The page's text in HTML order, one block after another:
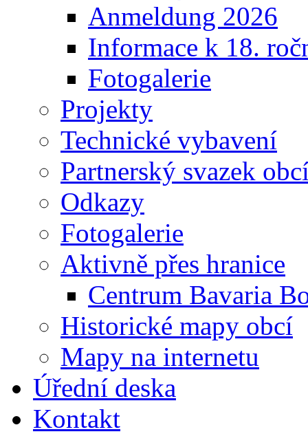
Anmeldung 2026
Informace k 18.
Fotogalerie
Projekty
Technické vybavení
Partnerský svazek
Odkazy
Fotogalerie
Aktivně přes hranice
Centrum Bavaria
Historické mapy obcí
Mapy na internetu
Úřední deska
Kontakt